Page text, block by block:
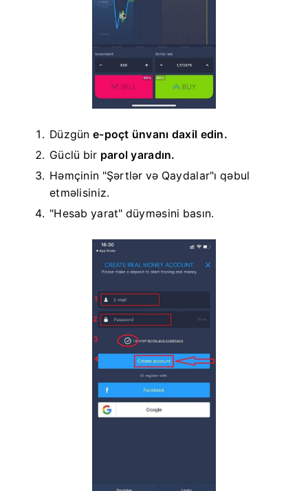
Düzgün e-poçt ünvanı daxil edin.
Güclü bir parol yaradın.
Həmçinin "Şərtlər və Qaydalar"ı qəbul
etməlisiniz.
"Hesab yarat" düyməsini basın.